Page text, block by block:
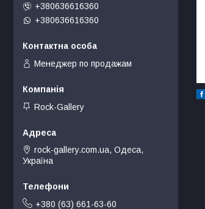
+380636616360
+380636616360
Менеджер по продажам
Rock-Gallery
rock-gallery.com.ua, Одеса,
Україна
+380 (63) 661-63-60